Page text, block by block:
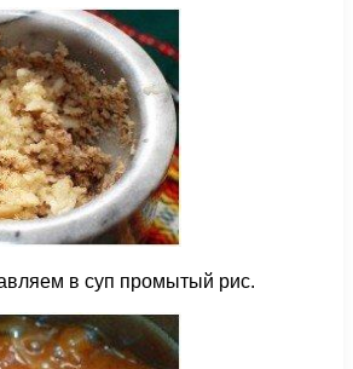
в суп промытый рис.